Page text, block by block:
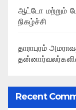
ஆட்டோ மற்றும்
நிகழ்ச்சி
தாராபுரம்
தன்னார்வலர்களின்
Recent